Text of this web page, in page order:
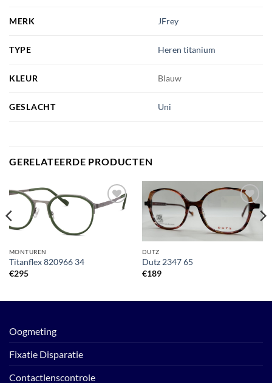
MERK JFrey
TYPE Heren titanium
KLEUR Blauw
GESLACHT Uni
GERELATEERDE PRODUCTEN
Toevoegen
verlanglijst
MONTUREN
Titanflex 820966 34
€295
Toevoegen
aan
verlanglijst
DUTZ
Dutz 2347 65
€189
Oogmeting
Fixatie Disparatie
Contactlenscontrole